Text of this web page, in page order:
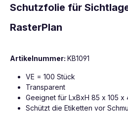
Schutzfolie für
RasterPlan
Artikelnummer: KB1091
VE = 100 Stück
Transparent
Geeignet für LxBxH 85 x 105 x
Schützt die Etiketten vor